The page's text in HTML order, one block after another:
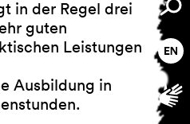
in der Regel drei
guten
Leistungen
Ausbildung in